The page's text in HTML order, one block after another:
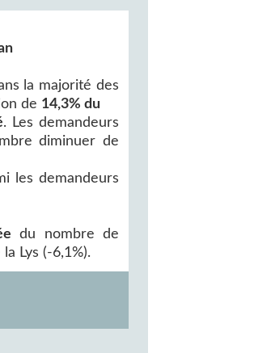
la majorité des
de 14,3% du
. Les demandeurs
diminuer de
les demandeurs
du nombre de
Lys (-6,1%).